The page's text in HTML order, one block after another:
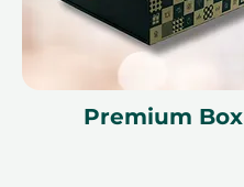
Premium Box